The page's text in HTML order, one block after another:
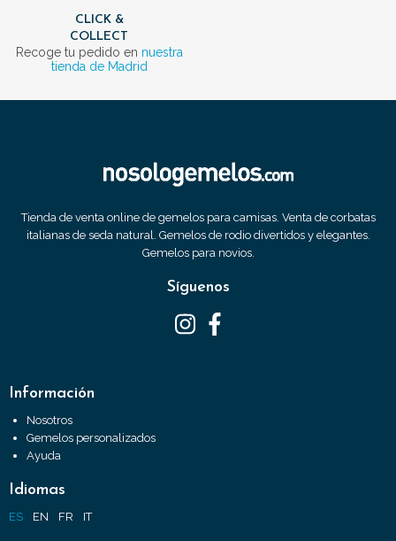
CLICK &
COLLECT
Recoge tu pedido en nuestra
tienda de Madrid
Tienda de venta online de gemelos para camisas. Venta de corbatas
italianas de seda natural. Gemelos de rodio divertidos y elegantes.
Gemelos para novios.
Síguenos
Información
Nosotros
Gemelos personalizados
Ayuda
Idiomas
ES EN FR IT